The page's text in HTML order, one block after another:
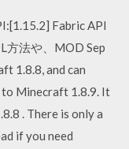
Fabric API
方法や、MOD Sep
1.8.8, and can
Minecraft 1.8.9. It
. There is only a
if you need